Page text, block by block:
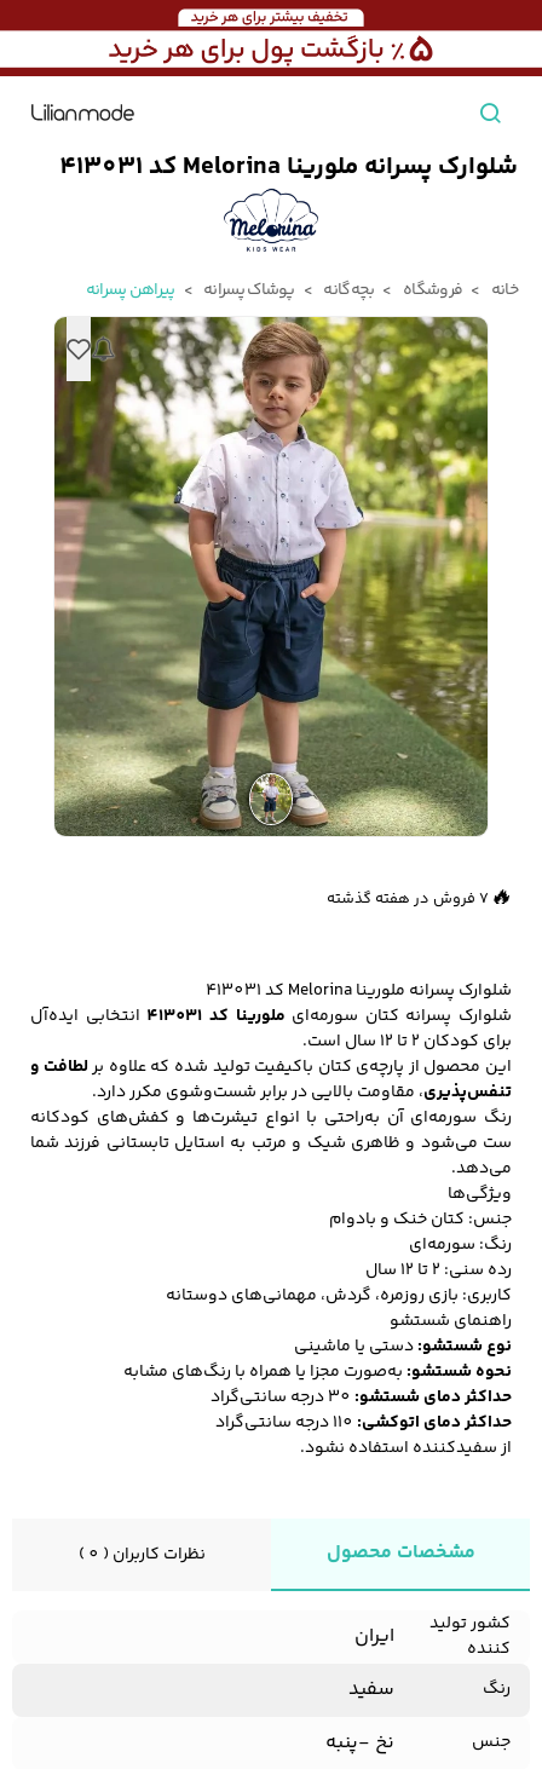
زنانه
بچه‌گانه
تجهیزات سفر
زیبایی و سلامت
خانه و آشپزخانه
مشاهده همه محصولات
تیشرت مردانه پیراهن مردانه پولوشرت مردانه
بارانی مردانه پالتو مردانه بلوز مردانه
جوراب مردانه کت مردانه کاپشن و پافر مردانه
شلوارک مردانه ژاکت و پلیور مردانه شلوار کتان مردانه
شلوار جین مردانه
شلوار پارچه ای
مردانه
شلوار اسلش مردانه
سویشرت و هودی
کیف مردانه
مردانه
لباس زیر و راحتی
لباس زیر مردانه
شلوارک پسرانه ملورینا Melorina کد 413031
خانه فروشگاه بچه‌گانه پوشاک پسرانه پیراهن پسرانه
شلوارک پسرانه ملورینا Melorina کد 413031
شلوارک پسرانه کتان سورمه‌ای ملورینا کد 413031
انتخابی ایده‌آل
برای کودکان ۲ تا ۱۲ سال است.
این محصول از پارچه‌ی کتان باکیفیت تولید شده که علاوه برلطافت و
تنفس‌پذیری، مقاومت بالایی در برابر شست‌وشوی مکرر دارد.
رنگ سورمه‌ای آن به‌راحتی با انواع تیشرت‌ها و کفش‌های کودکانه
ست می‌شود و ظاهری شیک و مرتب به استایل تابستانی فرزند شما
می‌دهد.
ویژگی‌ها
جنس: کتان خنک و بادوام
رنگ: سورمه‌ای
رده سنی: ۲ تا ۱۲ سال
کاربری: بازی روزمره، گردش، مهمانی‌های دوستانه
راهنمای شستشو
نوع شستشو:دستی یا ماشینی
نحوه شستشو: به‌صورت مجزا یا همراه با رنگ‌های مشابه
حداکثر دمای شستشو:
حداکثر دمای اتوکشی:
از سفیدکننده استفاده نشود.
🔥 7 فروش در هفته گذشته
مشخصات محصول نظرات کاربران ( 0 )
کشور تولید
کننده
ایران
رنگ سفید
جنس نخ -پنبه